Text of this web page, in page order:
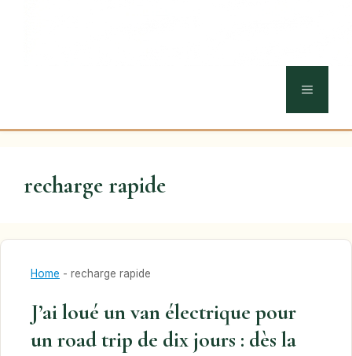
MENU
recharge rapide
Home - recharge rapide
J’ai loué un van électrique pour
un road trip de dix jours : dès la